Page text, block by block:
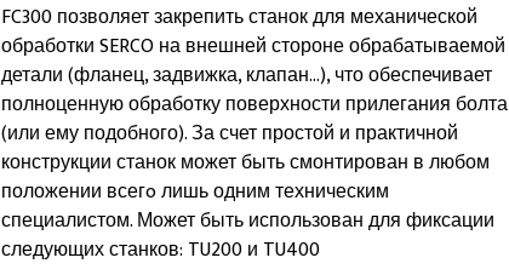
FC300 позволяет закрепить станок для механической
обработки SERCO на внешней стороне обрабатываемой
детали (фланец, задвижка, клапан…), что обеспечивает
полноценную обработку поверхности прилегания болта
(или ему подобного). За счет простой и практичной
конструкции станок может быть смонтирован в любом
положении всегo лишь одним техническим
специалистом. Может быть использован для фиксации
следующих станков: TU200 и TU400